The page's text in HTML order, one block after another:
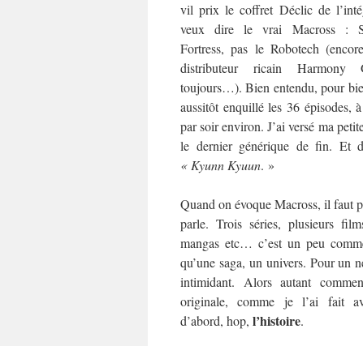
vil prix le coffret Déclic de
veux dire le vrai Macross :
Fortress, pas le Robotech
distributeur ricain
toujours…). Bien entendu, pour
aussitôt enquillé les 36 épisodes,
par soir environ. J’ai versé ma
le dernier générique de fin. Et
« Kyunn Kyuun. »
Quand on évoque Macross, il faut
parle. Trois séries, plusieurs
mangas etc… c’est un peu
qu’une saga, un univers. Pour un
intimidant. Alors autant
originale, comme je l’ai fait
d’abord, hop, l’histoire.